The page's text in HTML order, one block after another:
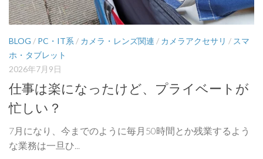
BLOG / PC・IT系 / カメラ・レンズ関連 / カメラアクセサリ / スマ
ホ・タブレット
2026年7月9日
仕事は楽になったけど、プライベートが
忙しい？
7月になり、今までのように毎月50時間とか残業するよう
な業務は一旦ひ...